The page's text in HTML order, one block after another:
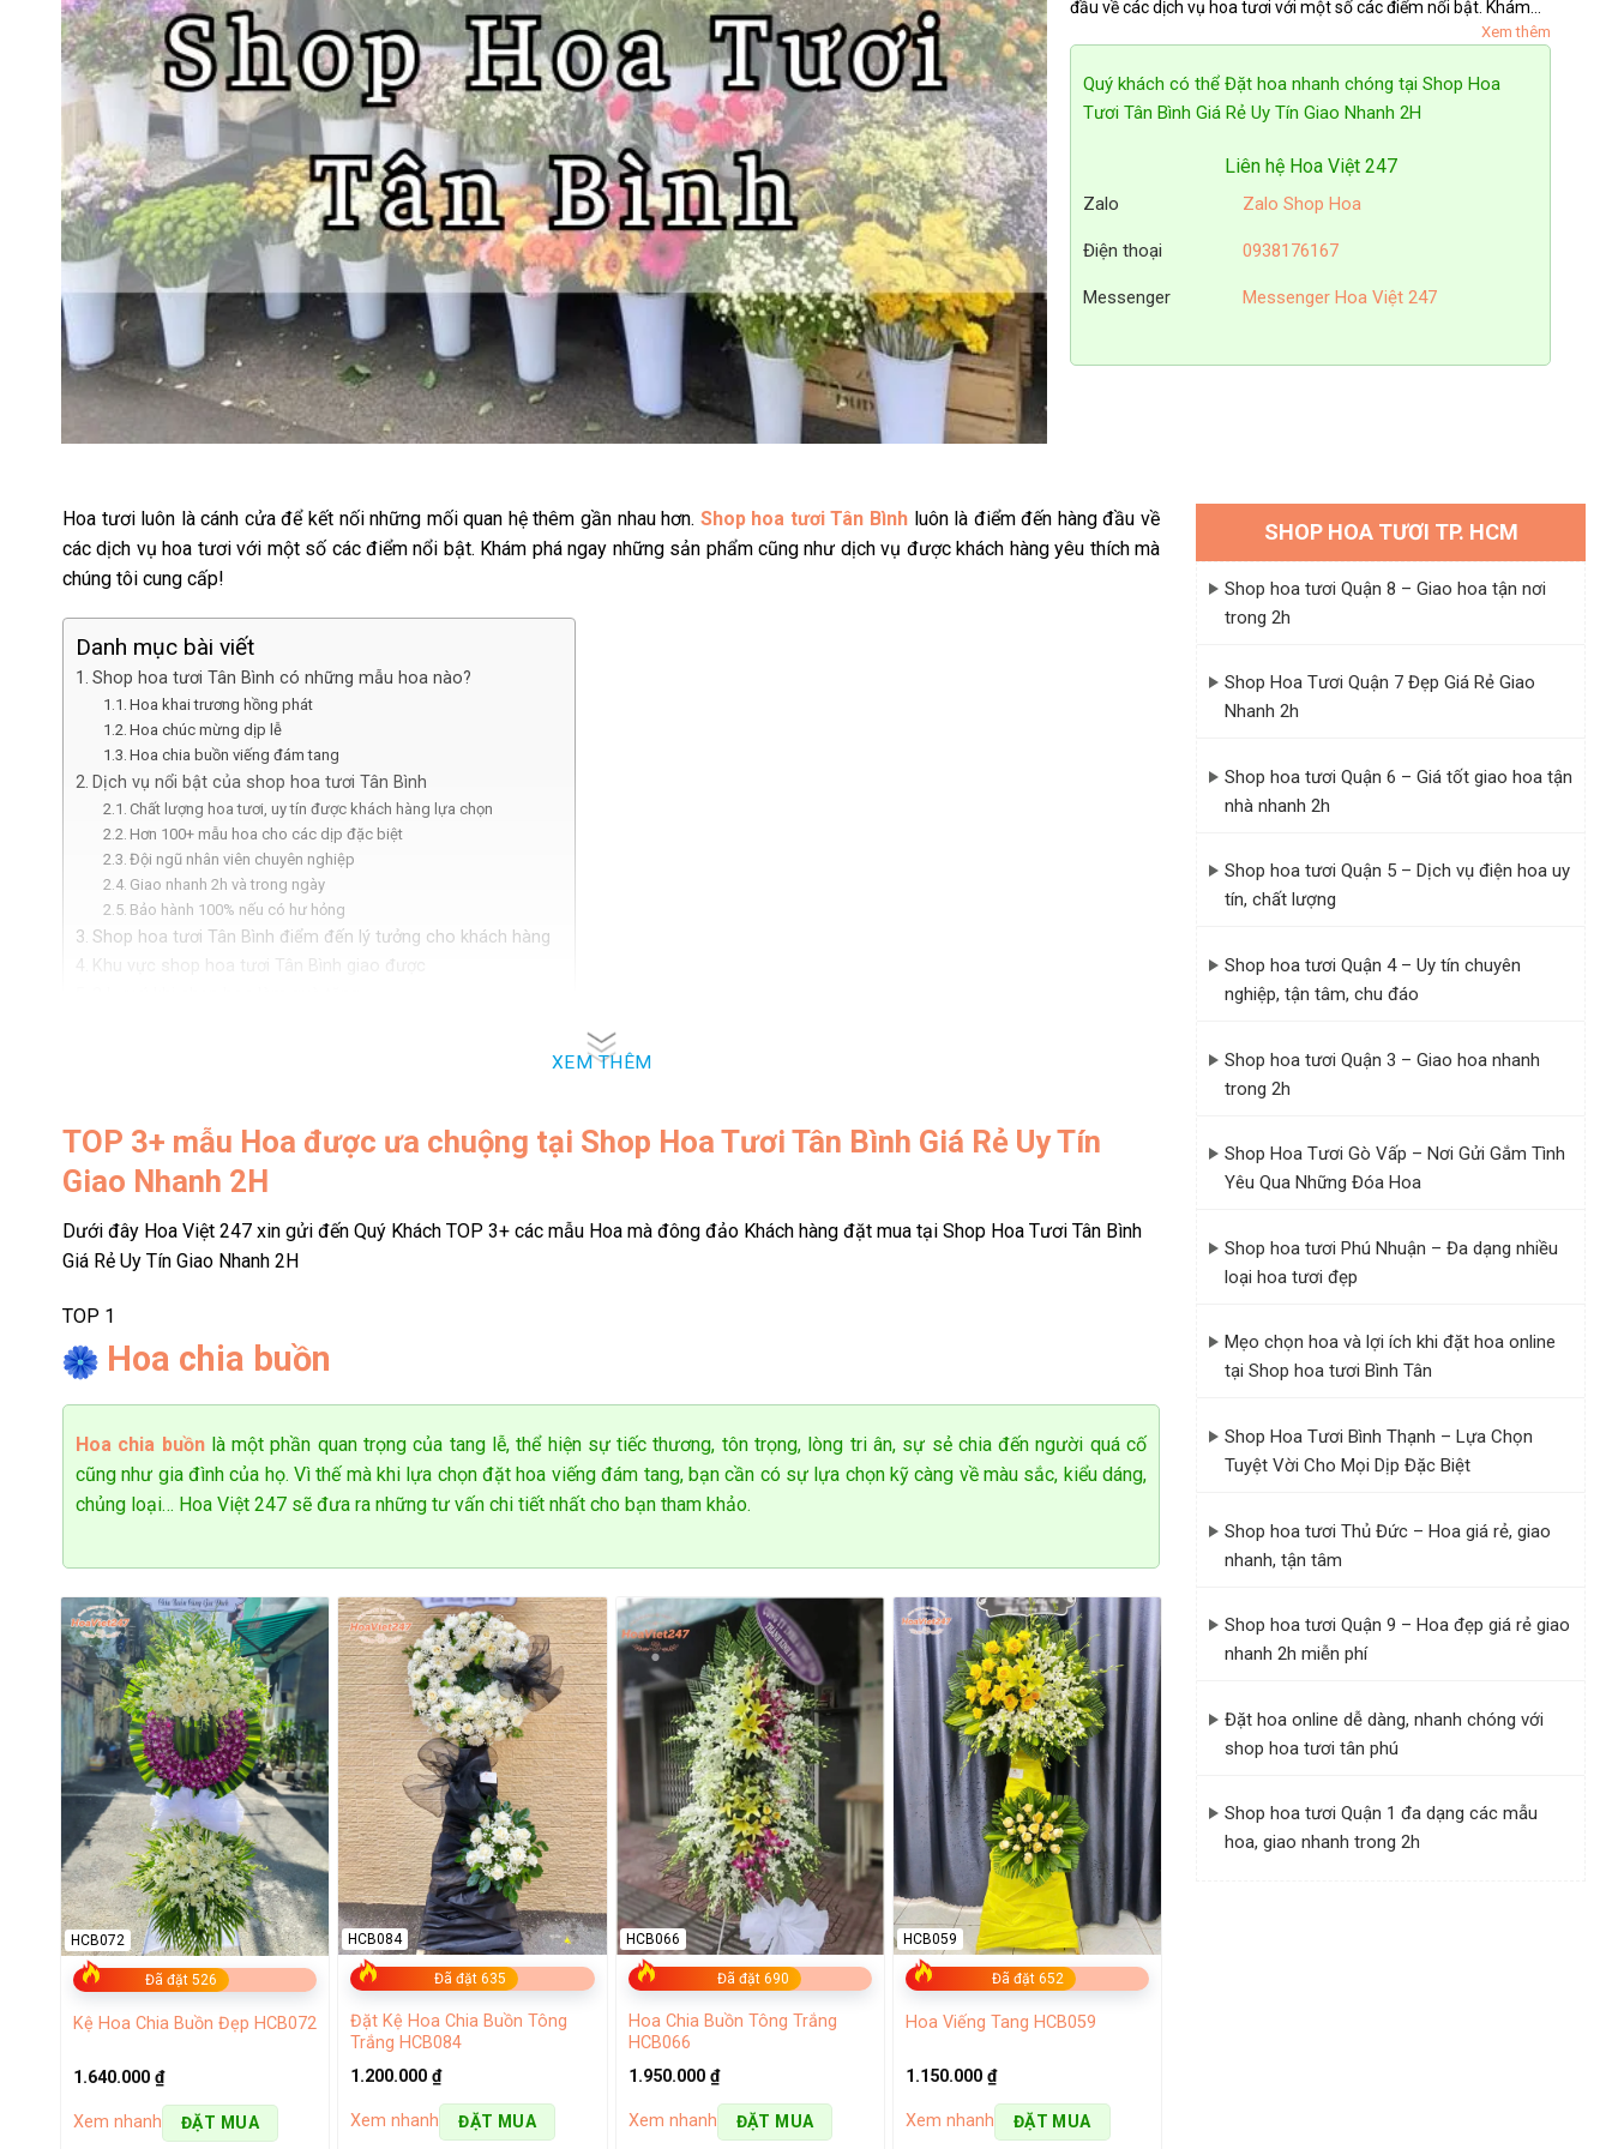
đầu về các dịch vụ hoa tươi với một số các điểm nổi bật. Khám
phá ngay những sản phẩm cũng như dịch vụ được khách hàng
Xem thêm
Quý khách có thể Đặt hoa nhanh chóng tại Shop Hoa
Tươi Tân Bình Giá Rẻ Uy Tín Giao Nhanh 2H
Liên hệ Hoa Việt 247
Zalo Zalo Shop Hoa
Điện thoại 0938176167
Messenger Messenger Hoa Việt 247
Hoa tươi luôn là cánh cửa để kết nối những mối quan hệ thêm gần nhau hơn. Shop hoa tươi Tân Bình luôn là điểm đến hàng đầu về
các dịch vụ hoa tươi với một số các điểm nổi bật. Khám phá ngay những sản phẩm cũng như dịch vụ được khách hàng yêu thích mà
chúng tôi cung cấp!
Danh mục bài viết
Shop hoa tươi Tân Bình có những mẫu hoa nào?
Hoa khai trương hồng phát
Hoa chúc mừng dịp lễ
Hoa chia buồn viếng đám tang
Dịch vụ nổi bật của shop hoa tươi Tân Bình
Chất lượng hoa tươi, uy tín được khách hàng lựa chọn
Hơn 100+ mẫu hoa cho các dịp đặc biệt
Đội ngũ nhân viên chuyên nghiệp
Giao nhanh 2h và trong ngày
Bảo hành 100% nếu có hư hỏng
Shop hoa tươi Tân Bình điểm đến lý tưởng cho khách hàng
Khu vực shop hoa tươi Tân Bình giao được
Shop hoa tươi Tân Bình có những mẫu hoa nào?
Hoa khai trương hồng phát
Các lẵng hoa haykệ hoa khai trươngtại shop hoa tươi Tân Bình luôn nổi bật nhờ sự sáng tạo trong trang trí. Khách hàng có thể tùy ý
yêu cầu tone màu, loại hoa, kiểu dáng yêu thích để sử dụng trong lẵng hoa của mình, đảm bảo mang lại sự hài lòng tối đa.
XEM THÊM
TOP 3+ mẫu Hoa được ưa chuộng tại Shop Hoa Tươi Tân Bình Giá Rẻ Uy Tín
Giao Nhanh 2H
Dưới đây Hoa Việt 247 xin gửi đến Quý Khách TOP 3+ các mẫu Hoa mà đông đảo Khách hàng đặt mua tại Shop Hoa Tươi Tân Bình
Giá Rẻ Uy Tín Giao Nhanh 2H
TOP 1
Hoa chia buồn
Hoa chia buồnlà một phần quan trọng của tang lễ, thể hiện sự tiếc thương, tôn trọng, lòng tri ân, sự sẻ chia đến người quá cố
cũng như gia đình của họ. Vì thế mà khi lựa chọn đặt hoa viếng đám tang, bạn cần có sự lựa chọn kỹ càng về màu sắc, kiểu dáng,
chủng loại… Hoa Việt 247 sẽ đưa ra những tư vấn chi tiết nhất cho bạn tham khảo.
Đã đặt 526
HCB072
Kệ Hoa Chia Buồn Đẹp HCB072
1.640.000 ₫
Xem nhanh ĐẶT MUA
Đã đặt 635
HCB084
Đặt Kệ Hoa Chia Buồn Tông
Trắng HCB084
1.200.000₫
Xem nhanh ĐẶT MUA
Đã đặt 690
HCB066
Hoa Chia Buồn Tông Trắng
HCB066
1.950.000 ₫
Xem nhanh ĐẶT MUA
Đã đặt 652
HCB059
Hoa Viếng Tang HCB059
1.150.000 ₫
Xem nhanh ĐẶT MUA
SHOP HOA TƯƠI TP. HCM
Shop hoa tươi Quận 8 – Giao hoa tận nơi
trong 2h
Shop Hoa Tươi Quận 7 Đẹp Giá Rẻ Giao
Nhanh 2h
Shop hoa tươi Quận 6 – Giá tốt giao hoa tận
nhà nhanh 2h
Shop hoa tươi Quận 5 – Dịch vụ điện hoa uy
tín, chất lượng
Shop hoa tươi Quận 4 – Uy tín chuyên
nghiệp, tận tâm, chu đáo
Shop hoa tươi Quận 3 – Giao hoa nhanh
trong 2h
Shop Hoa Tươi Gò Vấp – Nơi Gửi Gắm Tình
Yêu Qua Những Đóa Hoa
Shop hoa tươi Phú Nhuận – Đa dạng nhiều
loại hoa tươi đẹp
Mẹo chọn hoa và lợi ích khi đặt hoa online
tại Shop hoa tươi Bình Tân
Shop Hoa Tươi Bình Thạnh – Lựa Chọn
Tuyệt Vời Cho Mọi Dịp Đặc Biệt
Shop hoa tươi Thủ Đức – Hoa giá rẻ, giao
nhanh, tận tâm
Shop hoa tươi Quận 9 – Hoa đẹp giá rẻ giao
nhanh 2h miễn phí
Đặt hoa online dễ dàng, nhanh chóng với
shop hoa tươi tân phú
Shop hoa tươi Quận 1 đa dạng các mẫu
hoa, giao nhanh trong 2h